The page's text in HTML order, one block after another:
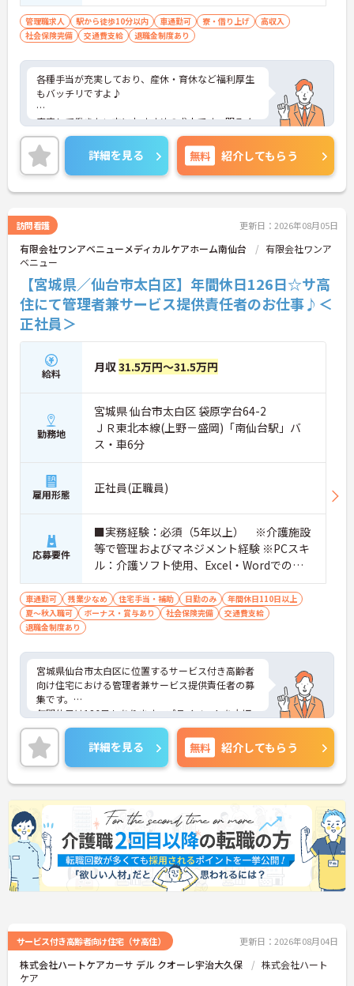
管理職求人 駅から徒歩10分以内 車通勤可 寮・借り上げ
高収入
社会保険完備
交通費支給 退職金制度あり
各種手当が充実しており、産休・育休など福利厚生
もバッチリですよ♪
安定して働きたい方におすすめの求人です。明るく
楽しい雰囲気の施設を一緒に作っていきましょう！
アットホームで居心地の良い職場なのですぐに馴染
めますよ♪
せください！
詳細を見る 無料 紹介してもらう
訪問看護 更新日：2026年08月05日
有限会社ワンアベニューメディカルケアホーム南仙台
有限会社ワンア
ベニュー
【宮城県／仙台市太白区】年間休日126日☆サ高
住にて管理者兼サービス提供責任者のお仕事♪＜
正社員＞
給料 月収31.5万円～31.5万円
勤務地
宮城県 仙台市太白区 袋原字台64-2
ＪＲ東北本線(上野－盛岡)「南仙台駅」バ
ス・車6分
雇用形態 正社員(正職員)
応募要件
■実務経験：必須（5年以上） ※介護施設
等で管理およびマネジメント経験 ※PCスキ
ル：介護ソフト使用、Excel・Wordでの書
類作成
車通勤可 残業少なめ 住宅手当・補助 日勤のみ
年間休日110日以上
夏～秋入職可
ボーナス・賞与あり 社会保険完備
交通費支給
退職金制度あり
宮城県仙台市太白区に位置するサービス付き高齢者
向け住宅における管理者兼サービス提供責任者の募
集です。
年間休日は126日もあります。プライベートを大切
にしながらご勤務いただけます。また、利用可能な
託児所があり、子育て世代の方も安心してご勤務い
ただけます。
ご興味のある方には、面接対策ポイントなど、さら
に詳細をご案内しますのでお気軽にご相談くださ
い！
詳細を見る 無料 紹介してもらう
サービス付き高齢者向け住宅（サ高住） 更新日：2026年08月04日
株式会社ハートケアカーサ デル クオーレ宇治大久保
株式会社ハート
ケア